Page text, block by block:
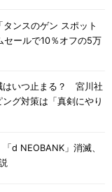
ンスのゲン スポット
ールで10％オフの5万
はいつ止まる？ 宮川社
グ対策は「真剣にやり
d NEOBANK」消滅、